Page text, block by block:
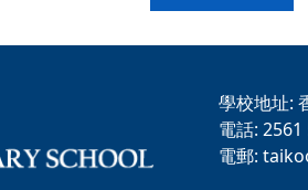
學校地址:
電話: 2561
電郵: